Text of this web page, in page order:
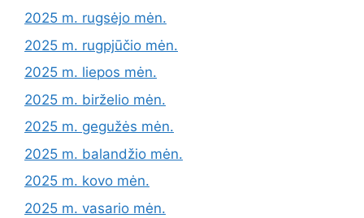
2025 m. rugsėjo mėn.
2025 m. rugpjūčio mėn.
2025 m. liepos mėn.
2025 m. birželio mėn.
2025 m. gegužės mėn.
2025 m. balandžio mėn.
2025 m. kovo mėn.
2025 m. vasario mėn.